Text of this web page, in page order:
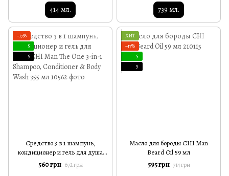
414 мл. 739 мл.
−17%
5
5
Средство 3 в 1 шампунь,
кондиционер и гель для душа
CHI Man The One 3-in-1 Shampoo,
Conditioner & Body Wash 355 мл
560 грн 672 грн
ХИТ
−17%
5
5
Масло для бороды CHI Man
Beard Oil 59 мл
595 грн 714 грн